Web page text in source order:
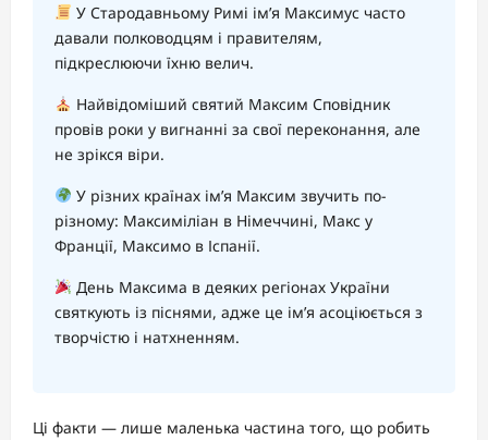
У Стародавньому Римі ім’я Максимус часто
давали полководцям і правителям,
підкреслюючи їхню велич.
Найвідоміший святий Максим Сповідник
провів роки у вигнанні за свої переконання, але
не зрікся віри.
У різних країнах ім’я Максим звучить по-
різному: Максиміліан в Німеччині, Макс у
Франції, Максимо в Іспанії.
День Максима в деяких регіонах України
святкують із піснями, адже це ім’я асоціюється з
творчістю і натхненням.
Ці факти — лише маленька частина того, що робить